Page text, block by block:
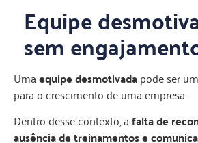
Equipe
sem
Umaequipe desmotivadapode ser um
para o crescimento de uma empresa.
Dentro desse contexto, afalta de
ausência de treinamentos e